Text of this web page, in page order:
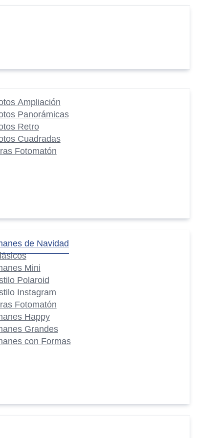
Ampliación
Panorámicas
Retro
Cuadradas
Fotomatón
de Navidad
Mini
Polaroid
Instagram
Fotomatón
Happy
Grandes
con Formas